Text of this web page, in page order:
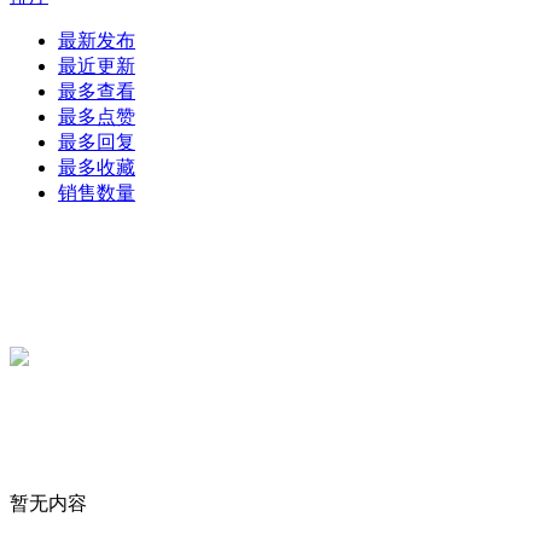
最新发布
最近更新
最多查看
最多点赞
最多回复
最多收藏
销售数量
暂无内容